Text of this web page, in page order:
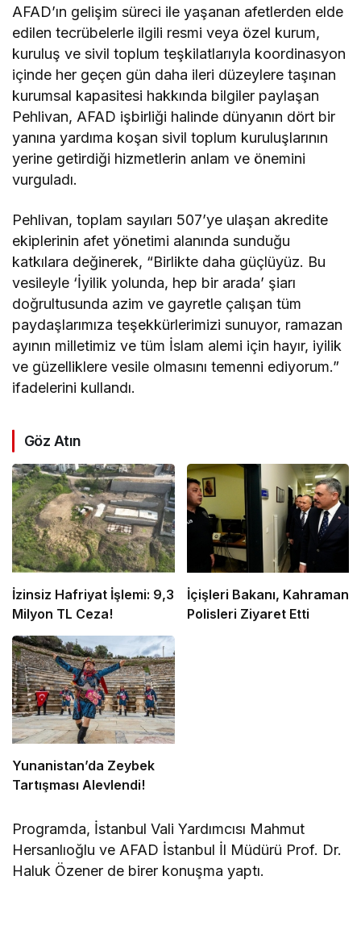
AFAD’ın gelişim süreci ile yaşanan afetlerden elde
edilen tecrübelerle ilgili resmi veya özel kurum,
kuruluş ve sivil toplum teşkilatlarıyla koordinasyon
içinde her geçen gün daha ileri düzeylere taşınan
kurumsal kapasitesi hakkında bilgiler paylaşan
Pehlivan, AFAD işbirliği halinde dünyanın dört bir
yanına yardıma koşan sivil toplum kuruluşlarının
yerine getirdiği hizmetlerin anlam ve önemini
vurguladı.
Pehlivan, toplam sayıları 507’ye ulaşan akredite
ekiplerinin afet yönetimi alanında sunduğu
katkılara değinerek, “Birlikte daha güçlüyüz. Bu
vesileyle ‘İyilik yolunda, hep bir arada’ şiarı
doğrultusunda azim ve gayretle çalışan tüm
paydaşlarımıza teşekkürlerimizi sunuyor, ramazan
ayının milletimiz ve tüm İslam alemi için hayır, iyilik
ve güzelliklere vesile olmasını temenni ediyorum.”
ifadelerini kullandı.
Göz Atın
İzinsiz Hafriyat İşlemi: 9,3
Milyon TL Ceza!
İçişleri Bakanı, Kahraman
Polisleri Ziyaret Etti
Yunanistan’da Zeybek
Tartışması Alevlendi!
Programda, İstanbul Vali Yardımcısı Mahmut
Hersanlıoğlu ve AFAD İstanbul İl Müdürü Prof. Dr.
Haluk Özener de birer konuşma yaptı.